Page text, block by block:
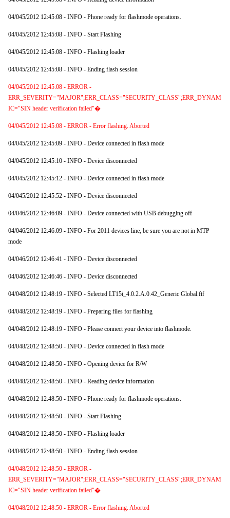
04/045/2012 12:45:08 - INFO - Phone ready for flashmode operations.
04/045/2012 12:45:08 - INFO - Start Flashing
04/045/2012 12:45:08 - INFO - Flashing loader
04/045/2012 12:45:08 - INFO - Ending flash session
04/045/2012 12:45:08 - ERROR -
ERR_SEVERITY="MAJOR";ERR_CLASS="SECURITY_CLASS";ERR_DYNAM
IC="SIN header verification failed"�
04/045/2012 12:45:08 - ERROR - Error flashing. Aborted
04/045/2012 12:45:09 - INFO - Device connected in flash mode
04/045/2012 12:45:10 - INFO - Device disconnected
04/045/2012 12:45:12 - INFO - Device connected in flash mode
04/045/2012 12:45:52 - INFO - Device disconnected
04/046/2012 12:46:09 - INFO - Device connected with USB debugging off
04/046/2012 12:46:09 - INFO - For 2011 devices line, be sure you are not in MTP
mode
04/046/2012 12:46:41 - INFO - Device disconnected
04/046/2012 12:46:46 - INFO - Device disconnected
04/048/2012 12:48:19 - INFO - Selected LT15i_4.0.2.A.0.42_Generic Global.ftf
04/048/2012 12:48:19 - INFO - Preparing files for flashing
04/048/2012 12:48:19 - INFO - Please connect your device into flashmode.
04/048/2012 12:48:50 - INFO - Device connected in flash mode
04/048/2012 12:48:50 - INFO - Opening device for R/W
04/048/2012 12:48:50 - INFO - Reading device information
04/048/2012 12:48:50 - INFO - Phone ready for flashmode operations.
04/048/2012 12:48:50 - INFO - Start Flashing
04/048/2012 12:48:50 - INFO - Flashing loader
04/048/2012 12:48:50 - INFO - Ending flash session
04/048/2012 12:48:50 - ERROR -
ERR_SEVERITY="MAJOR";ERR_CLASS="SECURITY_CLASS";ERR_DYNAM
IC="SIN header verification failed"�
04/048/2012 12:48:50 - ERROR - Error flashing. Aborted